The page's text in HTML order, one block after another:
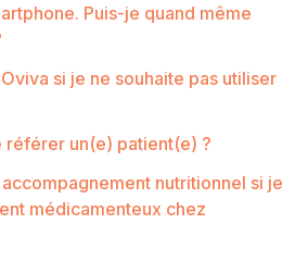
Puis-je quand même
si je ne souhaite pas utiliser
référer un(e) patient(e) ?
nutritionnel si je
médicamenteux chez